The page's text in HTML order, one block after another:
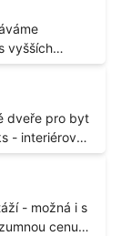
vyšších
- účelem je
kg / m3
- interiérové
cm, levé, 2 ks
cenu